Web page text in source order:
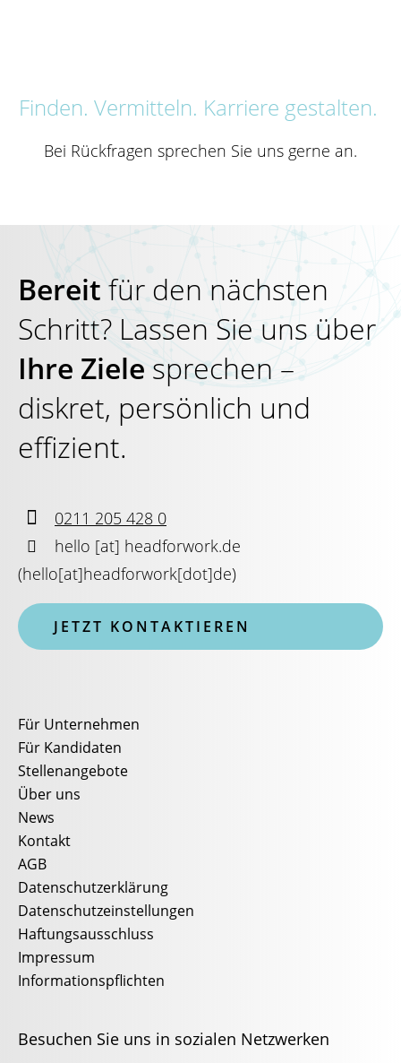
Finden. Vermitteln. Karriere gestalten.
Bei Rückfragen sprechen Sie uns gerne an.
Bereit für den nächsten
Schritt? Lassen Sie uns über
Ihre Zielesprechen –
diskret, persönlich und
effizient.

0211 205 428 0

hello [at] headforwork.de
(hello[at]headforwork[dot]de)
JETZT KONTAKTIEREN
Für Unternehmen
Für Kandidaten
Stellenangebote
Über uns
News
Kontakt
AGB
Datenschutzerklärung
Datenschutzeinstellungen
Haftungsausschluss
Impressum
Informationspflichten
Besuchen Sie uns in sozialen Netzwerken